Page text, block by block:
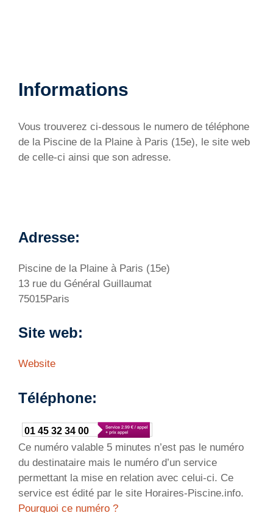
Informations
Vous trouverez ci-dessous le numero de téléphone
de la Piscine de la Plaine à Paris (15e), le site web
de celle-ci ainsi que son adresse.
Adresse:
Piscine de la Plaine à Paris (15e)
13 rue du Général Guillaumat
75015Paris
Site web:
Website
Téléphone:
01 45 32 34 00
Ce numéro valable 5 minutes n’est pas le numéro
du destinataire mais le numéro d’un service
permettant la mise en relation avec celui-ci. Ce
service est édité par le site Horaires-Piscine.info.
Pourquoi ce numéro ?